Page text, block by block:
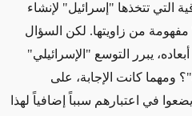
التي تتخذها "إسرائيل" لإنشاء
من زاويتها. لكن السؤال
يبرر التوسع "الإسرائيلي"
ومهما كانت الإجابة، على
في اعتبارهم سبباً إضافياً لهذا